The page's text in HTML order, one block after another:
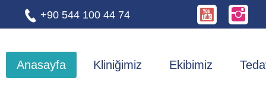
+90 544 100 44 74
Anasayfa Kliniğimiz Ekibimiz